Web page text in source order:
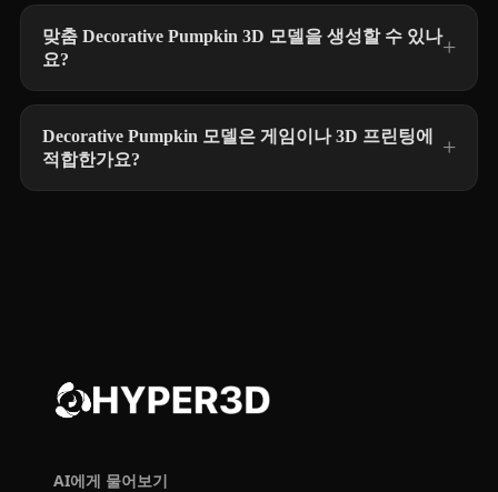
맞춤 Decorative Pumpkin 3D 모델을 생성할 수 있나
요?
Decorative Pumpkin 모델은 게임이나 3D 프린팅에
적합한가요?
AI에게 물어보기